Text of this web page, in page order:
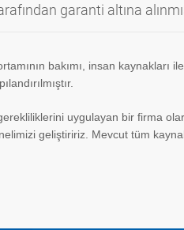
garanti altına
bakımı, insan kaynakları
uygulayan bir firma
geliştiririz. Mevcut tüm